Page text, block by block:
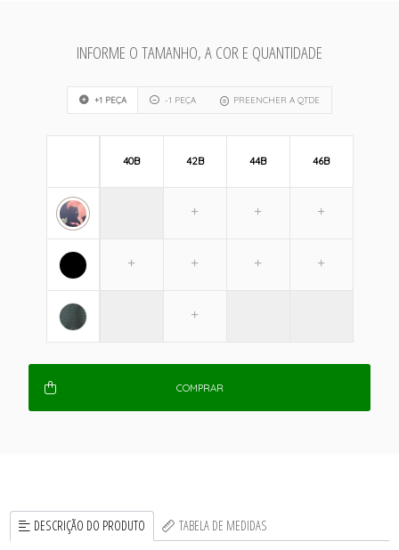
INFORME O TAMANHO, A COR E QUANTIDADE
+1 PEÇA -1 PEÇA PREENCHER A QTDE
40B 42B 44B 46B
COMPRAR
DESCRIÇÃO DO PRODUTO TABELA DE MEDIDAS